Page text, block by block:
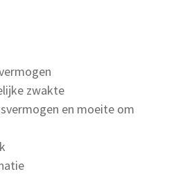
zwakte
en moeite om